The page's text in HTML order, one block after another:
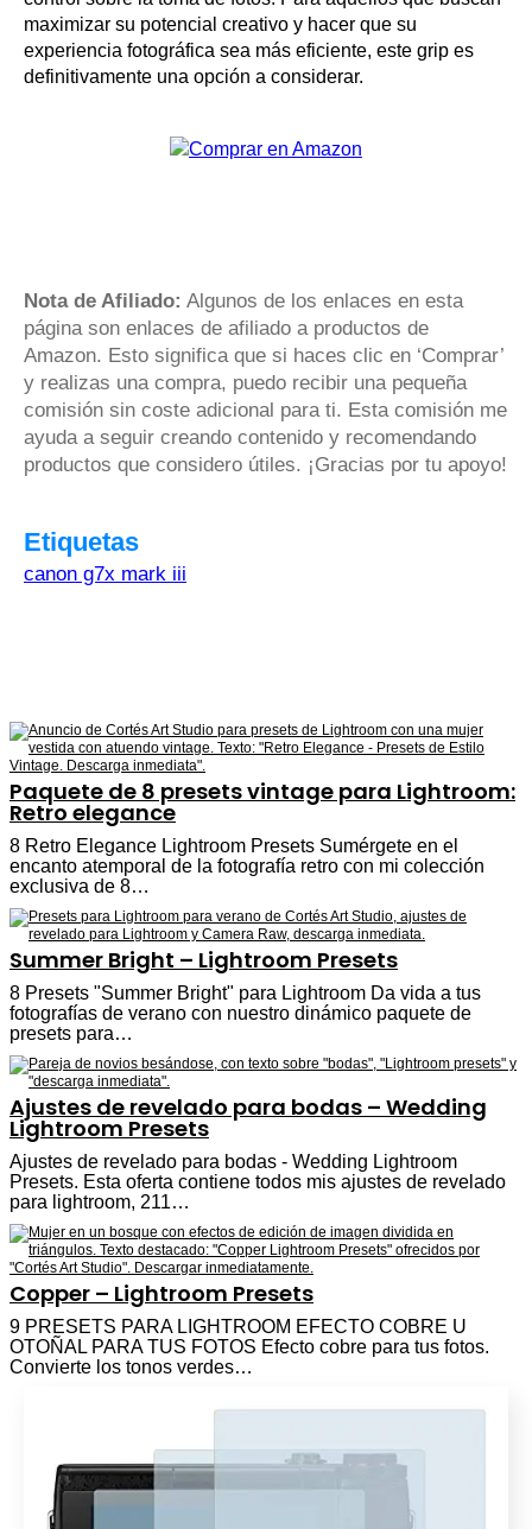
maximizar su potencial creativo y hacer que su
experiencia fotográfica sea más eficiente, este grip es
definitivamente una opción a considerar.
Nota de Afiliado: Algunos de los enlaces en esta
página son enlaces de afiliado a productos de
Amazon. Esto significa que si haces clic en ‘Comprar’
y realizas una compra, puedo recibir una pequeña
comisión sin coste adicional para ti. Esta comisión me
ayuda a seguir creando contenido y recomendando
productos que considero útiles. ¡Gracias por tu apoyo!
Etiquetas
canon g7x mark iii
Paquete de 8 presets vintage para Lightroom:
Retro elegance
8 Retro Elegance Lightroom Presets Sumérgete en el
encanto atemporal de la fotografía retro con mi colección
exclusiva de 8…
Summer Bright – Lightroom Presets
8 Presets "Summer Bright" para Lightroom Da vida a tus
fotografías de verano con nuestro dinámico paquete de
presets para…
Ajustes de revelado para bodas – Wedding
Lightroom Presets
Ajustes de revelado para bodas - Wedding Lightroom
Presets. Esta oferta contiene todos mis ajustes de revelado
para lightroom, 211…
Copper – Lightroom Presets
9 PRESETS PARA LIGHTROOM EFECTO COBRE U
OTOÑAL PARA TUS FOTOS Efecto cobre para tus fotos.
Convierte los tonos verdes…